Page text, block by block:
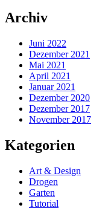
Archiv
Juni 2022
Dezember 2021
Mai 2021
April 2021
Januar 2021
Dezember 2020
Dezember 2017
November 2017
Kategorien
Art & Design
Drogen
Garten
Tutorial